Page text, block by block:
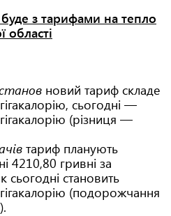
з тарифами на тепло
області
новий тариф складе
сьогодні —
(різниця —
тариф планують
4210,80 гривні за
сьогодні становить
(подорожчання
).